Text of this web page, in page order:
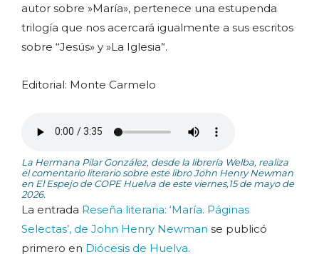
autor sobre »María», pertenece una estupenda
trilogía que nos acercará igualmente a sus escritos
sobre ‘‘Jesús» y »La Iglesia’‘.
Editorial: Monte Carmelo
La Hermana Pilar González, desde la librería Welba, realiza
el comentario literario sobre este libro John Henry Newman
en El Espejo de COPE Huelva de este viernes,15 de mayo de
2026.
La entrada Reseña literaria: ‘María. Páginas
Selectas’, de John Henry Newman se publicó
primero en Diócesis de Huelva.